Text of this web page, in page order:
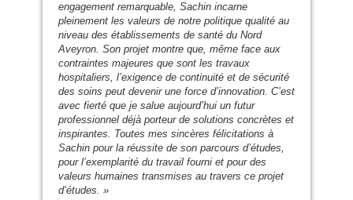
engagement remarquable, Sachin incarne
pleinement les valeurs de notre politique qualité au
niveau des établissements de santé du Nord
Aveyron. Son projet montre que, même face aux
contraintes majeures que sont les travaux
hospitaliers, l’exigence de continuité et de sécurité
des soins peut devenir une force d’innovation. C’est
avec fierté que je salue aujourd’hui un futur
professionnel déjà porteur de solutions concrètes et
inspirantes. Toutes mes sincères félicitations à
Sachin pour la réussite de son parcours d’études,
pour l’exemplarité du travail fourni et pour des
valeurs humaines transmises au travers ce projet
d’études. »